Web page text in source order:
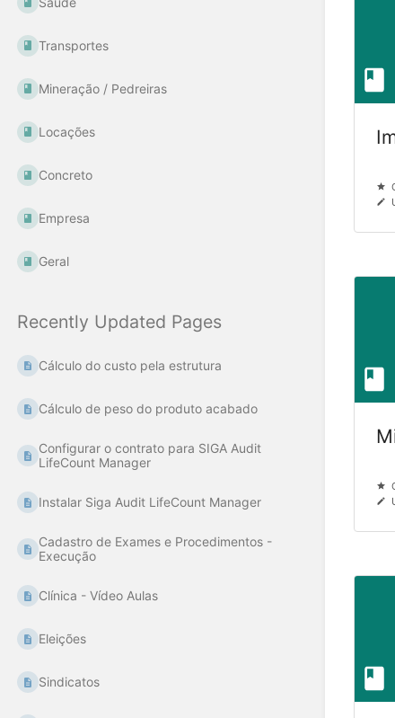
Transportes
Mineração / Pedreiras
Locações
Concreto
Empresa
Geral
Recently Updated Pages
Cálculo do custo pela estrutura
Cálculo de peso do produto acabado
Configurar o contrato para SIGA Audit
LifeCount Manager
Instalar Siga Audit LifeCount Manager
Cadastro de Exames e Procedimentos -
Execução
Clínica - Vídeo Aulas
Eleições
Sindicatos